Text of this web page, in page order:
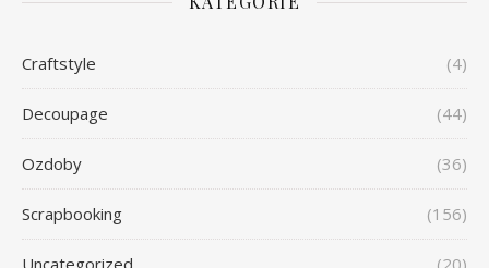
Craftstyle (4)
Decoupage (44)
Ozdoby (36)
Scrapbooking (156)
Uncategorized (20)